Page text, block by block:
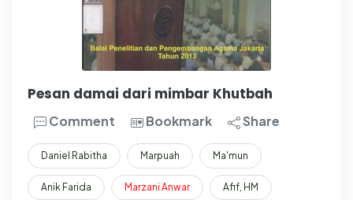
Pesan damai dari mimbar Khutbah
Comment Bookmark Share
Daniel Rabitha Marpuah Ma'mun
Anik Farida Marzani Anwar Afif, HM